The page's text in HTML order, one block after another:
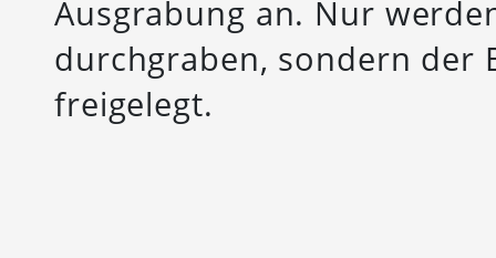
Ausgrabung an. Nur
durchgraben, sondern der
freigelegt.